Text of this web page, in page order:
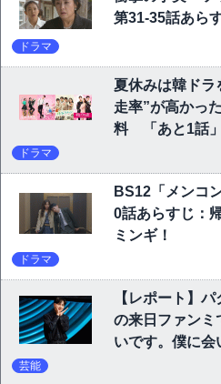
第31-35話あら
ドラマ
夏休みは韓ド
走率”が高かっ
料 「あと1話
ドラマ
BS12「メンコ
0話あらすじ：
ミンギ！
ドラマ
【レポート】
の来日ファンミ
いです。僕に会
芸能